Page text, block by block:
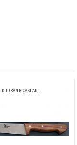
KURBAN BIÇAKLARI